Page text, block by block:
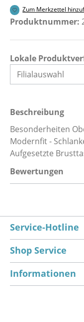
Zum Merkzettel
Produktnummer:
Lokale
Beschreibung
Besonderheiten
Modernfit -
Aufgesetzte
Bewertungen
Service-Hotline
Shop Service
Informationen